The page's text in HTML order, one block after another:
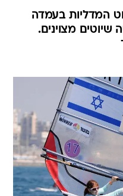
המדליות בעמדה
שיוטים מצוינים.